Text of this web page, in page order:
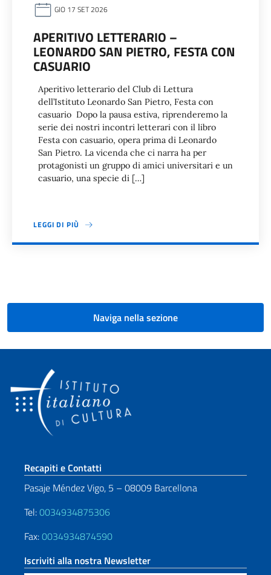
GIO 17 SET 2026
APERITIVO LETTERARIO –
LEONARDO SAN PIETRO, FESTA CON
CASUARIO
Aperitivo letterario del Club di Lettura
dell’Istituto Leonardo San Pietro, Festa con
casuario Dopo la pausa estiva, riprenderemo la
serie dei nostri incontri letterari con il libro
Festa con casuario, opera prima di Leonardo
San Pietro. La vicenda che ci narra ha per
protagonisti un gruppo di amici universitari e un
casuario, una specie di […]
LEGGI DI PIÙ
Naviga nella sezione
Sezione footer
Recapiti e Contatti
Pasaje Méndez Vigo, 5 – 08009 Barcellona
Tel:0034934875306
Fax:0034934874590
Iscriviti alla nostra Newsletter